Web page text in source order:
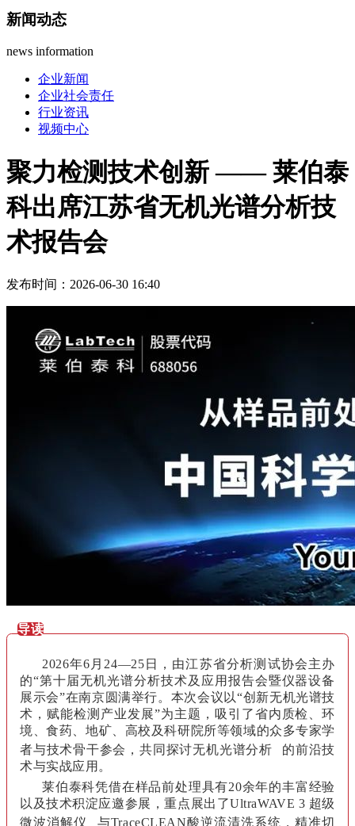
新闻动态
news information
企业新闻
企业社会责任
行业资讯
视频中心
聚力检测技术创新 —— 莱伯泰
科出席江苏省无机光谱分析技
术报告会
发布时间：2026-06-30 16:40
导读
2026年6月24—25日，由江苏省分析测试协会主办
的“第十届无机光谱分析技术及应用报告会暨仪器设备
展示会”在南京圆满举行。本次会议以“创新无机光谱技
术，赋能检测产业发展”为主题，吸引了省内质检、环
境、食药、地矿、高校及科研院所等领域的众多专家学
者与技术骨干参会，共同探讨无机光谱分析
的前沿技
术与实战应用。
莱伯泰科凭借在样品前处理具有20余年的丰富经验
以及技术积淀应邀参展，重点展出了UltraWAVE 3 超级
微波消解仪
与TraceCLEAN酸逆流清洗系统 ，精准切